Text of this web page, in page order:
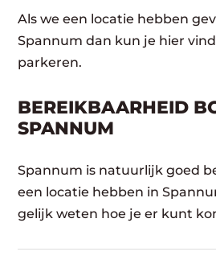
Als we een locatie hebben
Spannum dan kun je hier
parkeren.
BEREIKBAARHEID
SPANNUM
Spannum is natuurlijk goed
een locatie hebben in
gelijk weten hoe je er kunt